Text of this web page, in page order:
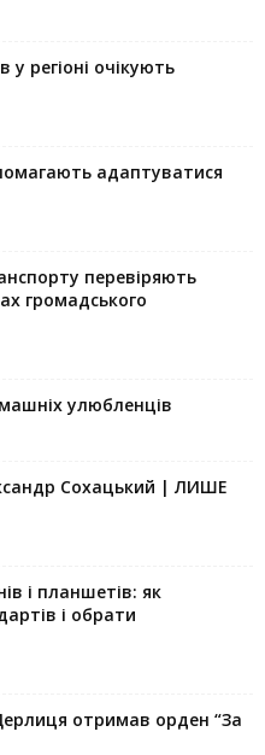
у регіоні очікують
адаптуватися
перевіряють
громадського
улюбленців
Сохацький | ЛИШЕ
і планшетів: як
і обрати
отримав орден “За